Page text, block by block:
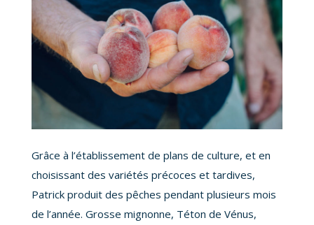
Grâce à l’établissement de plans de culture, et en
choisissant des variétés précoces et tardives,
Patrick produit des pêches pendant plusieurs mois
de l’année. Grosse mignonne, Téton de Vénus,